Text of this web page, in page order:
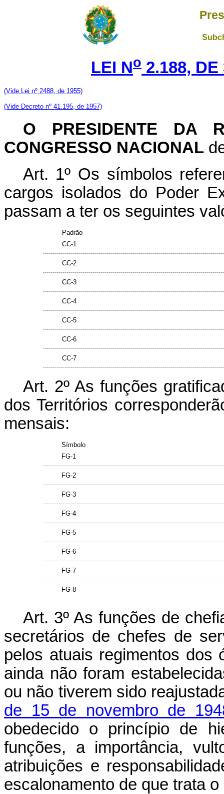
LEI No 2.188,
(Vide Lei nº 2488, de 1955)
(Vide Decreto nº 41.195, de 1957)
O PRESIDENTE DA
CONGRESSO NACIONAL
Art. 1º Os símbolos
cargos isolados do Poder
passam a ter os seguintes
Padrão
CC-1
CC-2
CC-3
CC-4
CC-5
CC-6
CC-7
Art. 2º As funções
dos Territórios
mensais:
Símbolo
FG-1
FG-2
FG-3
FG-4
FG-5
FG-6
FG-7
FG-8
Art. 3º As funções de
secretários de chefes de
pelos atuais regimentos dos
ainda não foram
ou não tiverem sido
de 15 de novembro de
obedecido o princípio de
funções, a importância,
atribuições e
escalonamento de que trata o